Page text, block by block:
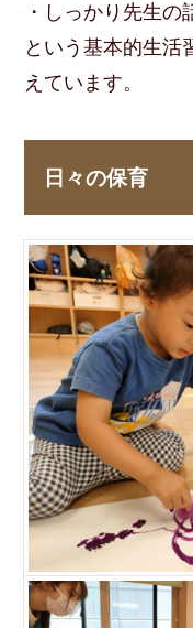
・しっかり先生の
という基本的生活
えています。
日々の保育